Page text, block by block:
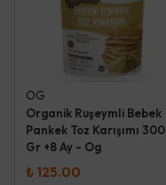
OG
Organik Ruşeymli Bebek
Pankek Toz Karışımı 300
Gr +8 Ay - Og
₺ 125.00